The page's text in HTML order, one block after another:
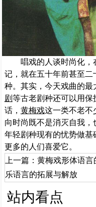
唱戏的人谈时尚化
记，就在五十年前甚至
种。其实，今天戏曲的
剧等古老剧种还可以用保
话， 黄梅戏这一类不老不
向时尚既不是消灭自我
年轻剧种现有的忧势做
更多的人们喜爱它。
上一篇：黄梅戏形体语
乐语言的拓展与解放
站内看点